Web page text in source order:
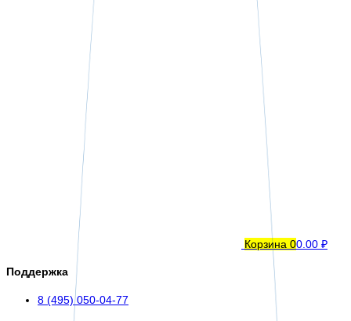
Корзина 00.00 ₽
Поддержка
8 (495) 050-04-77